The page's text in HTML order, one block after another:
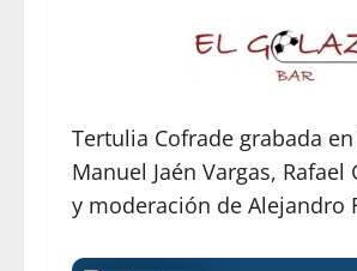
Tertulia Cofrade grabada
Manuel Jaén Vargas,
y moderación de Alejandro